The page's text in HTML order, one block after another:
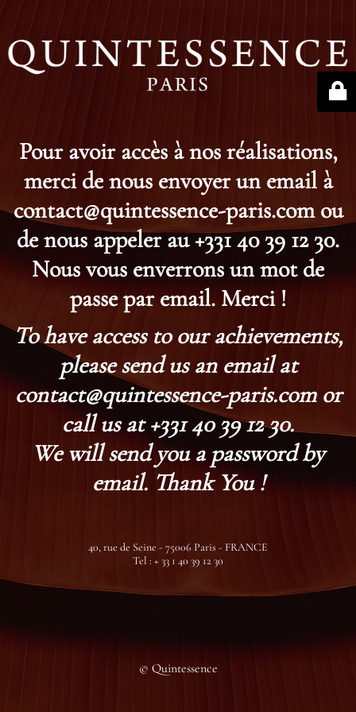
Pour avoir accès à nos réalisations,
merci de nous envoyer un email à
contact@quintessence-paris.com ou
de nous appeler au +331 40 39 12 30.
Nous vous enverrons un mot de
passe par email. Merci !
To have access to our achievements,
please send us an email at
contact@quintessence-paris.com or
call us at +331 40 39 12 30.
We will send you a password by
email. Thank You !
40, rue de Seine - 75006 Paris - FRANCE
Tel : + 33 1 40 39 12 30
© Quintessence